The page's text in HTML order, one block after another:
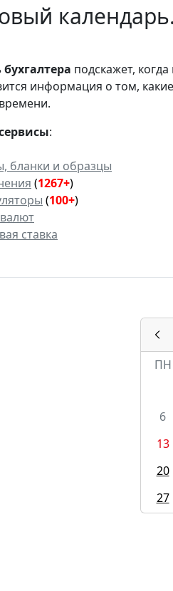
бухгалтера подскажет,
информация о том,
:
бланки и образцы
(1267+)
(100+)
ставка
ПН
6
13
20
27